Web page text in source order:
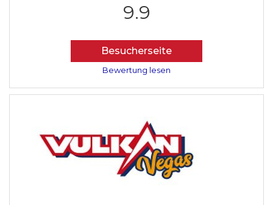
9.9
Besucherseite
Bewertung lesen